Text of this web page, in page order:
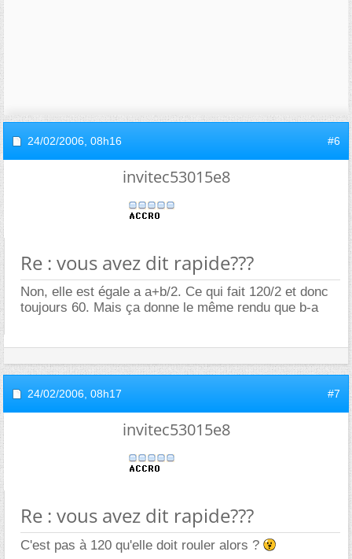
24/02/2006, 08h16 #6
invitec53015e8
Re : vous avez dit rapide???
Non, elle est égale a a+b/2. Ce qui fait 120/2 et donc
toujours 60. Mais ça donne le même rendu que b-a
24/02/2006, 08h17 #7
invitec53015e8
Re : vous avez dit rapide???
C'est pas à 120 qu'elle doit rouler alors ?